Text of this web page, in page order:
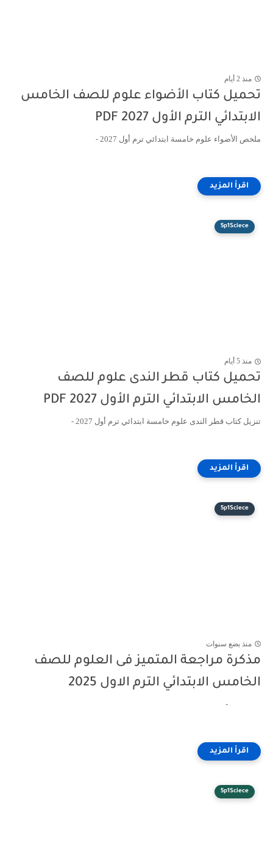
منذ 2 أيام
تحميل كتاب الأضواء علوم للصف الخامس
الابتدائي الترم الأول 2027 PDF
ملخص الأضواء علوم خامسة ابتدائي ترم أول 2027 -
5p1Sciece
منذ 5 أيام
تحميل كتاب قطر الندى علوم للصف
الخامس الابتدائي الترم الأول 2027 PDF
تنزيل كتاب قطر الندى علوم خامسة ابتدائي ترم أول 2027 -
5p1Sciece
منذ بضع سنوات
مذكرة مراجعة المتميز فى العلوم للصف
الخامس الابتدائي الترم الاول 2025
-
5p1Sciece